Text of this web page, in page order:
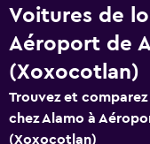
Voitures de
Aéroport de
(Xoxocotlan)
Trouvez et
chez Alamo à
(Xoxocotlan)